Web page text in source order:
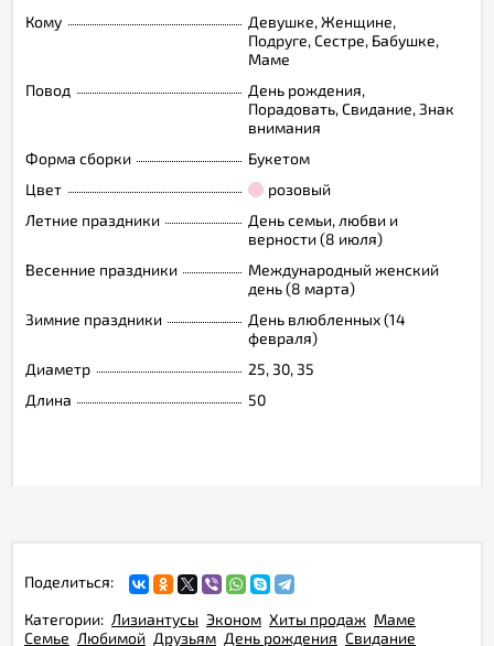
Кому
Девушке, Женщине,
Подруге, Сестре, Бабушке,
Маме
Повод
День рождения,
Порадовать, Свидание, Знак
внимания
Форма сборки
Букетом
Цвет
розовый
Летние праздники
День семьи, любви и
верности (8 июля)
Весенние праздники
Международный женский
день (8 марта)
Зимние праздники
День влюбленных (14
февраля)
Диаметр
25, 30, 35
Длина
50
Поделиться:
Категории: Лизиантусы Эконом Хиты продаж Маме
Семье Любимой Друзьям День рождения Свидание